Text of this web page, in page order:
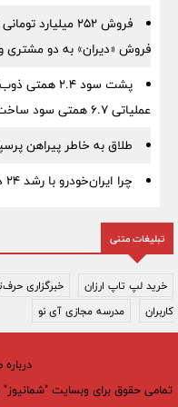
فروش ۲۵۲
فروش «دیران» به دو مشتری
پشت سود ۲.۴
عملیاتی ۶.۷ همتی سود ساخت
طلاق به خاطر پیراهن
چرا ایران‌خودرو با رشد ۲۴ درصدی فروش، ۲۲.۵ همت زیان ساخت؟
تبلیغات متنی
خرید لپ تاپ ارزان
خبرگزاری
کاربران
مدرسه مجازی آی نو
درباره
تمامی حقوق برای وبسایت